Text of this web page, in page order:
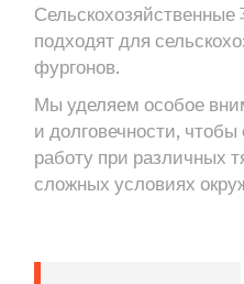
Сельскохозяйственные
подходят для
фургонов.
Мы уделяем особое
и долговечности,
работу при различных
сложных условиях